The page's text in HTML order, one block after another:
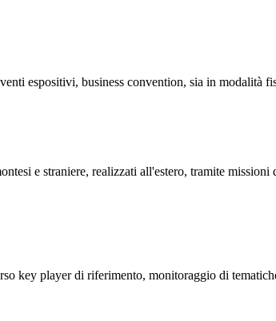
espositivi, business convention, sia in modalità
e straniere, realizzati all'estero, tramite
key player di riferimento, monitoraggio di